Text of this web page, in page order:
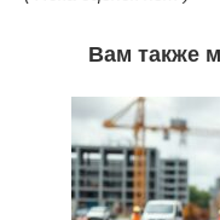
Вам также